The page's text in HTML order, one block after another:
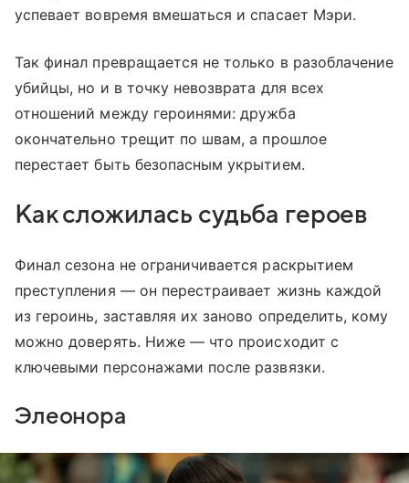
успевает вовремя вмешаться и спасает Мэри.
Так финал превращается не только в разоблачение
убийцы, но и в точку невозврата для всех
отношений между героинями: дружба
окончательно трещит по швам, а прошлое
перестает быть безопасным укрытием.
Как сложилась судьба героев
Финал сезона не ограничивается раскрытием
преступления — он перестраивает жизнь каждой
из героинь, заставляя их заново определить, кому
можно доверять. Ниже — что происходит с
ключевыми персонажами после развязки.
Элеонора